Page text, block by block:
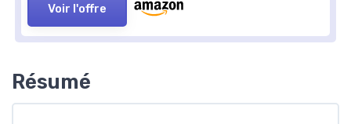
Voir l'offre
Résumé